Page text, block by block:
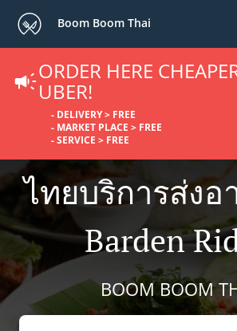
Boom Boom Thai
ORDER HERE
UBER!
- DELIVERY > FREE
- MARKET PLACE > FREE
- SERVICE > FREE
ไทยบริการส่งอ
Barden
BOOM BOOM